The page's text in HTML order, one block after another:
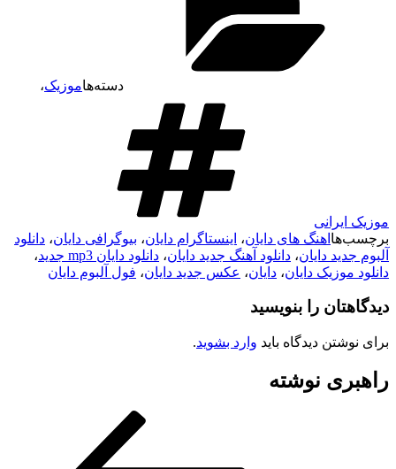
دسته‌هاموزیک،
موزیک ایرانی
برچسب‌ها اهنگ های دایان، اینستاگرام دایان، بیوگرافی دایان، دانلود
آلبوم جدید دایان، دانلود آهنگ جدید دایان، دانلود دایان mp3 جدید
،
دانلود موزیک دایان، دایان، عکس جدید دایان، فول آلبوم دایان
دیدگاهتان را بنویسید
برای نوشتن دیدگاه باید وارد بشوید.
راهبری نوشته